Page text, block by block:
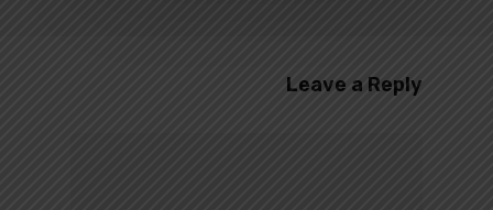
Leave a Reply